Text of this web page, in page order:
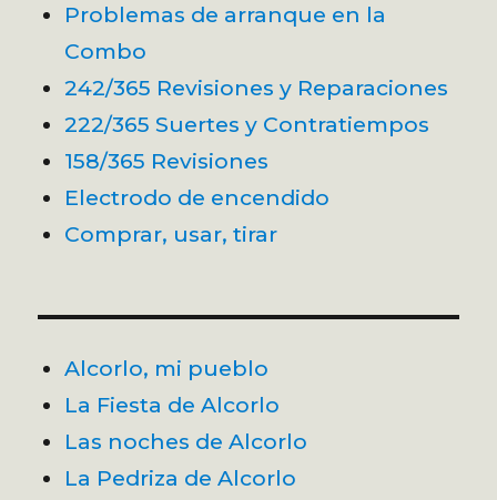
Problemas de arranque en la
Combo
242/365 Revisiones y Reparaciones
222/365 Suertes y Contratiempos
158/365 Revisiones
Electrodo de encendido
Comprar, usar, tirar
Alcorlo, mi pueblo
La Fiesta de Alcorlo
Las noches de Alcorlo
La Pedriza de Alcorlo